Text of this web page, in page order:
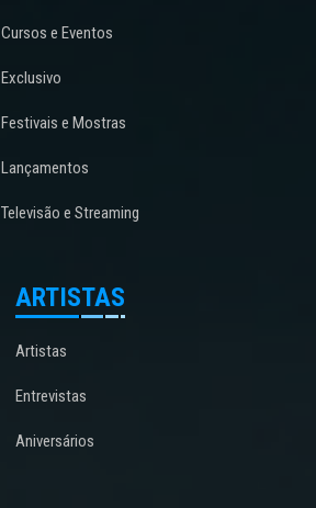
Cursos e Eventos
Exclusivo
Festivais e Mostras
Lançamentos
Televisão e Streaming
ARTISTAS
Artistas
Entrevistas
Aniversários